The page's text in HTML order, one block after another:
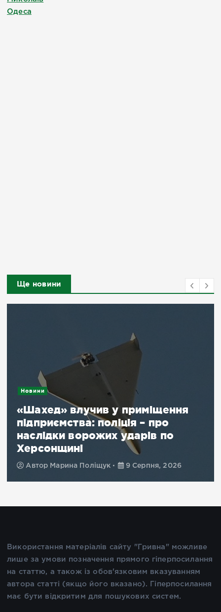
Одеса
Ще новини
Новини
«Шахед» влучив у приміщення
підприємства: поліція – про
наслідки ворожих ударів по
Херсонщині
Автор Марина Поліщук 9 Серпня, 2026
Використання матеріалів сайту "Гривна" можливе
лише за умови позначення прямого гіперпосилання
на статтю, а також із обов'язковим вказуванням
автора статті (якщо його вказано). Гіперпосилання
має бути відкритим для пошукових систем.